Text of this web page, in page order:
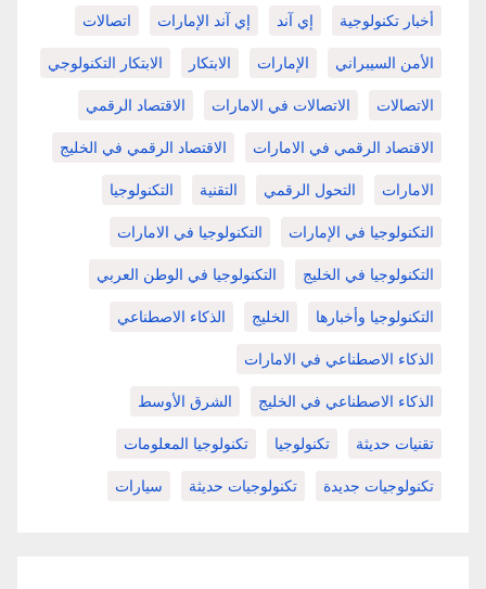
أخبار تكنولوجية إي آند إي آند الإمارات اتصالات
الأمن السيبراني الإمارات الابتكار الابتكار التكنولوجي
الاتصالات الاتصالات في الامارات الاقتصاد الرقمي
الاقتصاد الرقمي في الامارات الاقتصاد الرقمي في الخليج
الامارات التحول الرقمي التقنية التكنولوجيا
التكنولوجيا في الإمارات التكنولوجيا في الامارات
التكنولوجيا في الخليج التكنولوجيا في الوطن العربي
التكنولوجيا وأخبارها الخليج الذكاء الاصطناعي
الذكاء الاصطناعي في الامارات
الذكاء الاصطناعي في الخليج الشرق الأوسط
تقنيات حديثة تكنولوجيا تكنولوجيا المعلومات
تكنولوجيات جديدة تكنولوجيات حديثة سيارات